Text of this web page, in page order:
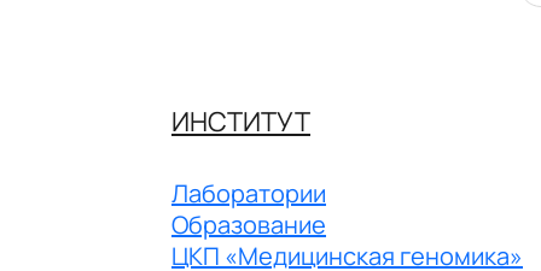
ИНСТИТУТ
Лаборатории
Образование
ЦКП «Медицинская геномика»